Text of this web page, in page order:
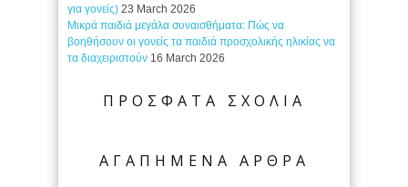
για γονείς) 23 March 2026
Μικρά παιδιά μεγάλα συναισθήματα: Πώς να
βοηθήσουν οι γονείς τα παιδιά προσχολικής ηλικίας να
τα διαχειριστούν 16 March 2026
ΠΡΟΣΦΑΤΑ ΣΧΟΛΙΑ
ΑΓΑΠΗΜΕΝΑ ΑΡΘΡΑ